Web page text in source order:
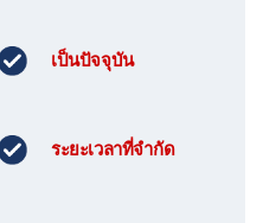
เป็นปัจจุบัน
ระยะเวลาที่จำกัด